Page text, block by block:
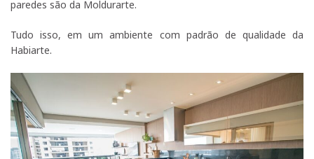
paredes são da Moldurarte.
Tudo isso, em um ambiente com padrão de qualidade da
Habiarte.